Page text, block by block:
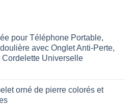
pour Téléphone Portable,
avec Onglet Anti-Perte,
Universelle
orné de pierre colorés et